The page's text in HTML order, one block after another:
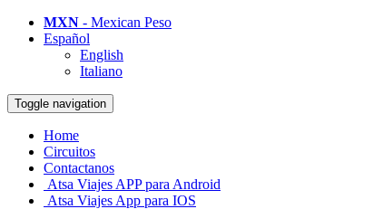
MXN - Mexican Peso
Español
English
Italiano
Toggle navigation
Home
Circuitos
Contactanos
Atsa Viajes APP para Android
Atsa Viajes App para IOS